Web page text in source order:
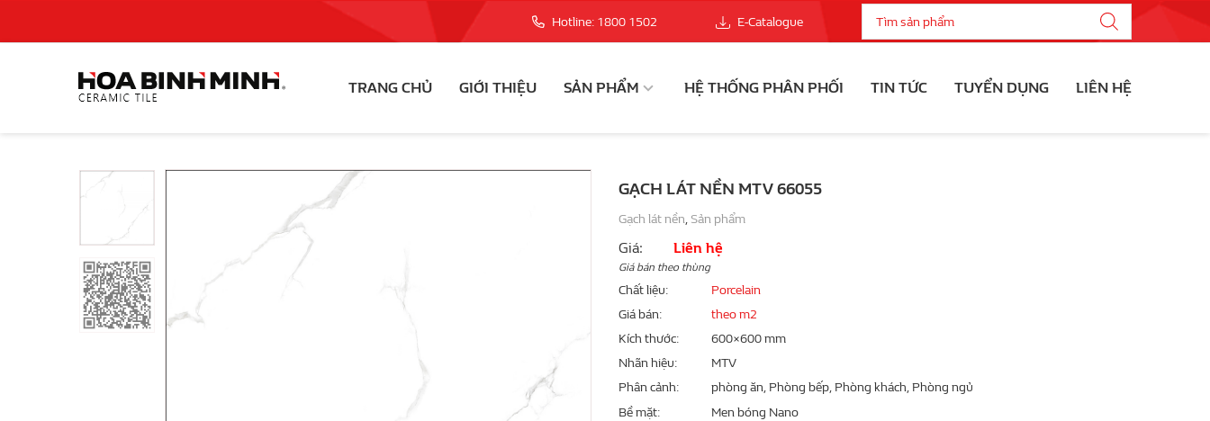
Hotline: 1800 1502 E-Catalogue
TRANG CHỦ GIỚI THIỆU SẢN PHẨM HỆ THỐNG PHÂN PHỐI TIN TỨC TUYỂN DỤNG LIÊN HỆ
GẠCH LÁT NỀN MTV 66055
Gạch lát nền, Sản phẩm
Giá: Liên hệ
Giá bán theo thùng
Chất liệu
Porcelain
Giá bán
theo m2
Kích thước
600×600 mm
Nhãn hiệu
MTV
Phân cảnh
phòng ăn, Phòng bếp, Phòng khách, Phòng ngủ
Bề mặt
Men bóng Nano